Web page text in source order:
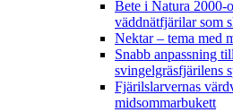
Bete i Natura 2000-
väddnätfjärilar som
Nektar – tema med
Snabb anpassning
svingelgräsfjärilens
Fjärilslarvernas
midsommarbukett